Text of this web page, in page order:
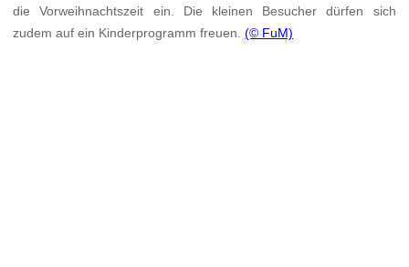
die Vorweihnachtszeit ein. Die kleinen Besucher dürfen sich
zudem auf ein Kinderprogramm freuen.(© FuM)